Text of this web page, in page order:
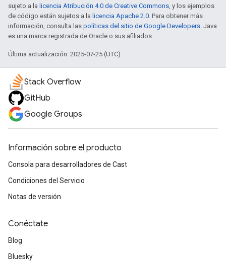
sujeto a la licencia Atribución 4.0 de Creative Commons , y los ejemplos
de código están sujetos a la licencia Apache 2.0 . Para obtener más
información, consulta las políticas del sitio de Google Developers . Java
es una marca registrada de Oracle o sus afiliados.
Última actualización: 2025-07-25 (UTC)
Stack Overflow
GitHub
Google Groups
Información sobre el producto
Consola para desarrolladores de Cast
Condiciones del Servicio
Notas de versión
Conéctate
Blog
Bluesky